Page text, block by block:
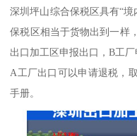
深圳坪山综合保税区具有“
保税区相当于货物出到一样
出口加工区申报出口，B工厂
A工厂出口可以申请退税，
手册。